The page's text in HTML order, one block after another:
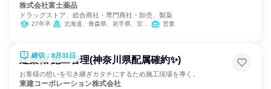
株式会社富士薬品
ドラッグストア、総合商社・専門商社・卸売、製薬
27年卒 北海道、青森県、岩手県、宮城県、秋田県、山形県、福島県、茨城県、栃木県、群馬県、埼玉県、千葉県、東京都、神奈川県、新潟県、富山県、石川県、福井県、山梨県、長野県、岐阜県、静岡県、愛知県、三重県、滋賀県、京都府、大阪府、兵庫県、奈良県、和歌山県、鳥取県、島根県、岡山県、広島県、山口県、徳島県、香川県、愛媛県、高知県、福岡県、佐賀県、長崎県、熊本県、大分県、宮崎県、鹿児島県、沖縄県 営業
締切：8月31日
建築職 施工管理(神奈川県配属確約✨)
お客様の想いを引き継ぎカタチにするため施工現場を導く。
東建コーポレーション株式会社